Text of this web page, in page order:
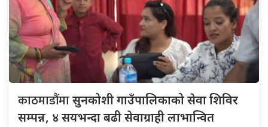
काठमाडौंमासुनकोशी गाउँपालिकाको सेवा शिविर
सम्पन्न, ४ सयभन्दा बढी सेवाग्राही लाभान्वित